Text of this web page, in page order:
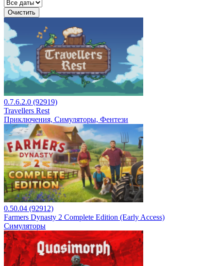
Очистить
0.7.6.2.0 (92919)
Travellers Rest
Приключения, Симуляторы, Фентези
0.50.04 (92912)
Farmers Dynasty 2 Complete Edition (Early Access)
Симуляторы